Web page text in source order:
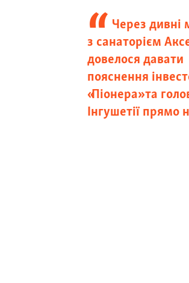
Через дивні
з санаторієм
довелося давати
пояснення
«Піонера» та
Інгушетії прямо